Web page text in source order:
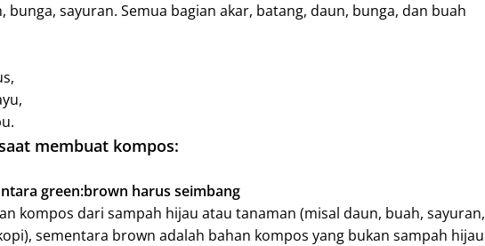
bunga, sayuran. Semua bagian akar, batang, daun, bunga, dan buah
membuat kompos:
green:brown harus seimbang
kompos dari sampah hijau atau tanaman (misal daun, buah, sayuran,
sementara brown adalah bahan kompos yang bukan sampah hijau